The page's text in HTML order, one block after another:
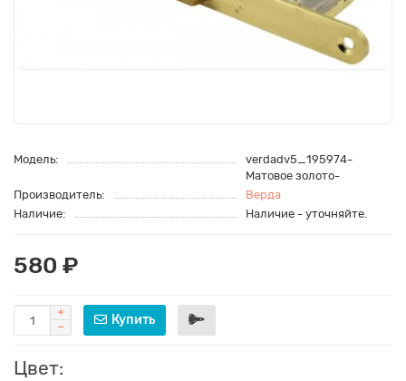
Модель:
verdadv5_195974-
Матовое золото-
Производитель:
Верда
Наличие:
Наличие - уточняйте.
580 ₽
Купить
Цвет: